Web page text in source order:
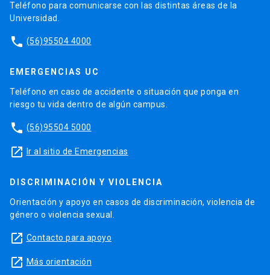
Teléfono para comunicarse con las distintas áreas de la
Universidad.
phone (56)95504 4000
EMERGENCIAS UC
Teléfono en caso de accidente o situación que ponga en
riesgo tu vida dentro de algún campus.
phone (56)95504 5000
launch Ir al sitio de Emergencias
DISCRIMINACIÓN Y VIOLENCIA
Orientación y apoyo en casos de discriminación, violencia de
género o violencia sexual.
launch Contacto para apoyo
launch Más orientación